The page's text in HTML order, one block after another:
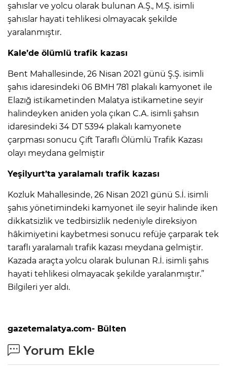
şahıslar ve yolcu olarak bulunan A.Ş., M.Ş. isimli
şahıslar hayati tehlikesi olmayacak şekilde
yaralanmıştır.
Kale’de ölümlü trafik kazası
Bent Mahallesinde, 26 Nisan 2021 günü Ş.Ş. isimli
şahıs idaresindeki 06 BMH 781 plakalı kamyonet ile
Elazığ istikametinden Malatya istikametine seyir
halindeyken aniden yola çıkan C.A. isimli şahsın
idaresindeki 34 DT 5394 plakalı kamyonete
çarpması sonucu Çift Taraflı Ölümlü Trafik Kazası
olayı meydana gelmiştir
Yeşilyurt’ta yaralamalı trafik kazası
Kozluk Mahallesinde, 26 Nisan 2021 günü S.İ. isimli
şahıs yönetimindeki kamyonet ile seyir halinde iken
dikkatsizlik ve tedbirsizlik nedeniyle direksiyon
hâkimiyetini kaybetmesi sonucu refüje çarparak tek
taraflı yaralamalı trafik kazası meydana gelmiştir.
Kazada araçta yolcu olarak bulunan R.İ. isimli şahıs
hayati tehlikesi olmayacak şekilde yaralanmıştır.”
Bilgileri yer aldı.
gazetemalatya.com- Bülten
Yorum Ekle